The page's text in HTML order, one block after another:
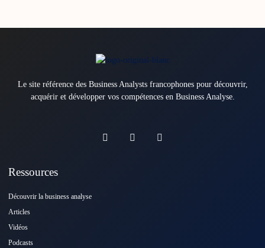
Le site référence des Business Analysts francophones pour découvrir,
acquérir et développer vos compétences en Business Analyse.
Ressources
Découvrir la business analyse
Articles
Vidéos
Podcasts